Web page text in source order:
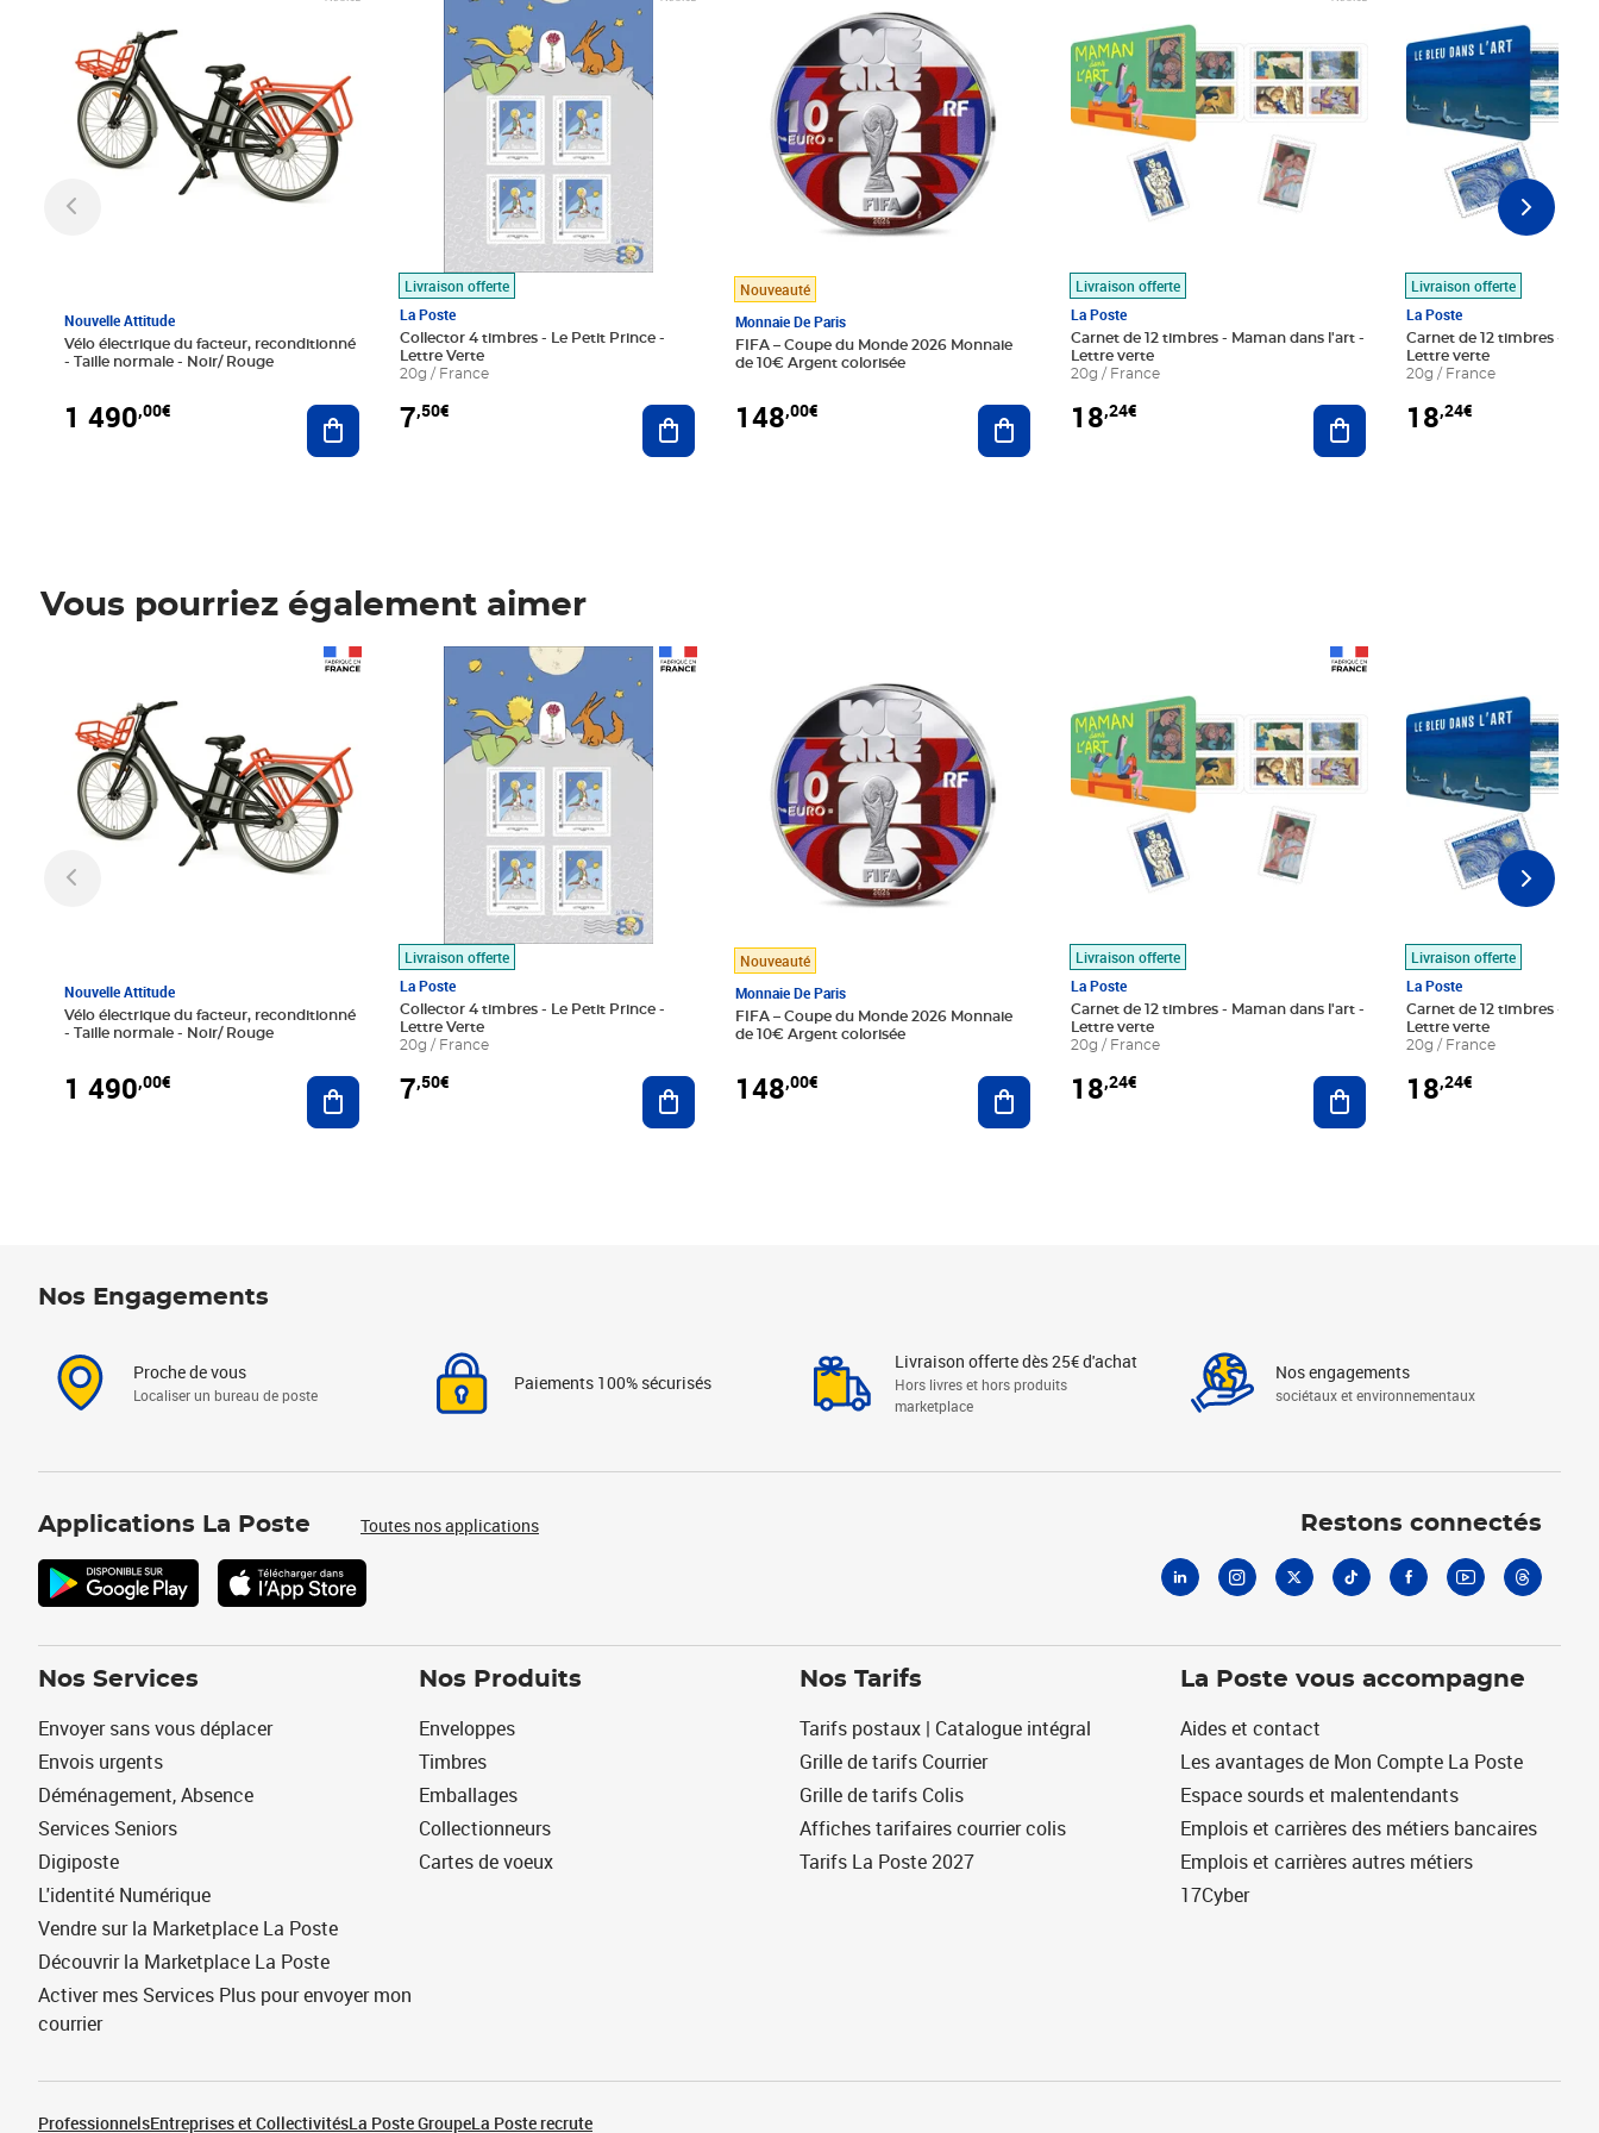
Nouvelle Attitude
Vélo électrique du facteur, reconditionné
- Taille normale - Noir/ Rouge
1 490,00€ Ajouter au panier
Livraison offerte
La Poste
Collector 4 timbres - Le Petit Prince -
Lettre Verte
20g / France
7,50€ Ajouter au panier
Nouveauté
Monnaie De Paris
FIFA – Coupe du Monde 2026 Monnaie
de 10€ Argent colorisée
148,00€ Ajouter au panier
Livraison offerte
La Poste
Carnet de 12 timbres - Maman dans l'art -
Lettre verte
20g / France
18,24€ Ajouter au panier
Livraison offerte
La Poste
Carnet de 12 timbres - Le
Lettre verte
20g / France
18,24€
Vous pourriez également aimer
Nouvelle Attitude
Vélo électrique du facteur, reconditionné
- Taille normale - Noir/ Rouge
1 490,00€ Ajouter au panier
Livraison offerte
La Poste
Collector 4 timbres - Le Petit Prince -
Lettre Verte
20g / France
7,50€
Prix 7,50€
Ajouter au panier
Nouveauté
Monnaie De Paris
FIFA – Coupe du Monde 2026 Monnaie
de 10€ Argent colorisée
148,00€ Ajouter au panier
Livraison offerte
La Poste
Carnet de 12 timbres - Maman dans l'art -
Lettre verte
20g / France
18,24€ Ajouter au panier
Livraison offerte
La Poste
Carnet de 12 timbres - Le
Lettre verte
20g / France
18,24€
Nos Engagements
Proche de vous
Localiser un bureau de poste
Paiements 100% sécurisés
Livraison offerte dès 25€ d'achat
Hors livres et hors produits
marketplace
Nos engagements
sociétaux et environnementaux
Applications La Poste Toutes nos applications Restons connectés
Nos Services
Envoyer sans vous déplacer
Envois urgents
Déménagement, Absence
Services Seniors
Digiposte
L'identité Numérique
Vendre sur la Marketplace La Poste
Découvrir la Marketplace La Poste
Activer mes Services Plus pour envoyer mon
courrier
Nos Produits
Enveloppes
Timbres
Emballages
Collectionneurs
Cartes de voeux
Nos Tarifs
Tarifs postaux | Catalogue intégral
Grille de tarifs Courrier
Grille de tarifs Colis
Affiches tarifaires courrier colis
Tarifs La Poste 2027
La Poste vous accompagne
Aides et contact
Les avantages de Mon Compte La Poste
Espace sourds et malentendants
Emplois et carrières des métiers bancaires
Emplois et carrières autres métiers
17Cyber
ProfessionnelsEntreprises et CollectivitésLa Poste GroupeLa Poste recrute